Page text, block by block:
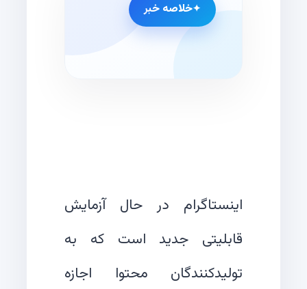
خلاصه خبر
اینستاگرام در حال آزمایش
قابلیتی جدید است که به
تولیدکنندگان محتوا اجازه